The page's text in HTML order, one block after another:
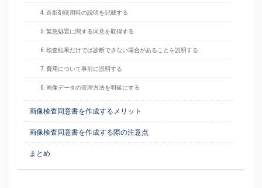
4. 造影剤使用時の説明を記載する
5. 緊急処置に関する同意を取得する
6. 検査結果だけでは診断できない場合があることを説明する
7. 費用について事前に説明する
8. 画像データの管理方法を明確にする
画像検査同意書を作成するメリット
画像検査同意書を作成する際の注意点
まとめ